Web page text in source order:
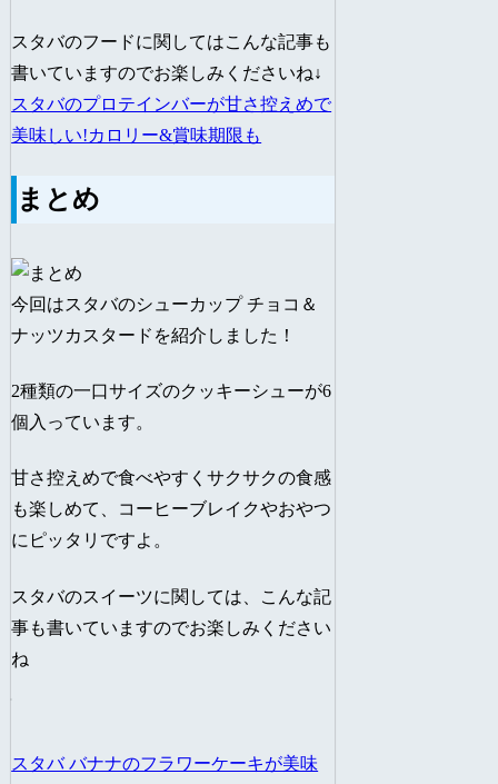
スタバのフードに関してはこんな記事も
書いていますのでお楽しみくださいね↓
スタバのプロテインバーが甘さ控えめで
美味しい!カロリー&賞味期限も
まとめ
今回はスタバのシューカップ チョコ＆
ナッツカスタードを紹介しました！
2種類の一口サイズのクッキーシューが6
個入っています。
甘さ控えめで食べやすくサクサクの食感
も楽しめて、コーヒーブレイクやおやつ
にピッタリですよ。
スタバのスイーツに関しては、こんな記
事も書いていますのでお楽しみください
ね
スタバ バナナのフラワーケーキが美味